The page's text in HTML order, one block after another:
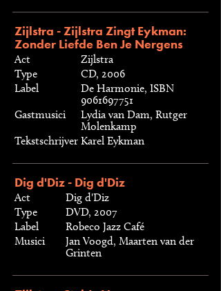
Zijlstra - Zijlstra Zingt Eykman:
Zonder Liefde Ben Je Nergens
Act
Zijlstra
Type
CD, 2006
Label
De Harmonie, ISBN
9061697751
Gastmusici
Lydia van Dam, Rutger
Molenkamp
Tekstschrijver Karel Eykman
Dig d'Diz - Dig d'Diz
Act
Dig d'Diz
Type
DVD, 2007
Label
Robeco Jazz Café
Musici
Jan Voogd, Maarten van der
Grinten